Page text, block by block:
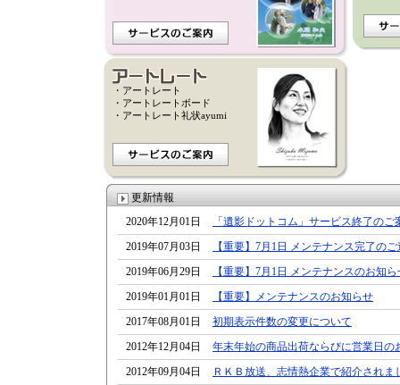
・アートレート
・アートレートボード
・アートレート礼状ayumi
更新情報
2020年12月01日
「遺影ドットコム」サービス終了のご
2019年07月03日
【重要】7月1日 メンテナンス完了の
2019年06月29日
【重要】7月1日 メンテナンスのお知
2019年01月01日
【重要】メンテナンスのお知らせ
2017年08月01日
初期表示件数の変更について
2012年12月04日
年末年始の商品出荷ならびに営業日の
2012年09月04日
ＲＫＢ放送、志情熱企業で紹介されま